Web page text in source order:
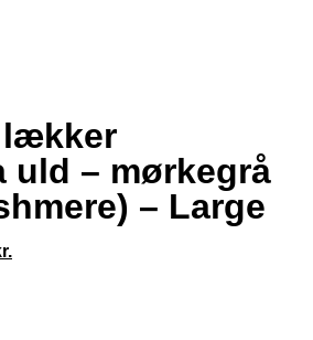
lækker
uld – mørkegrå
– Large